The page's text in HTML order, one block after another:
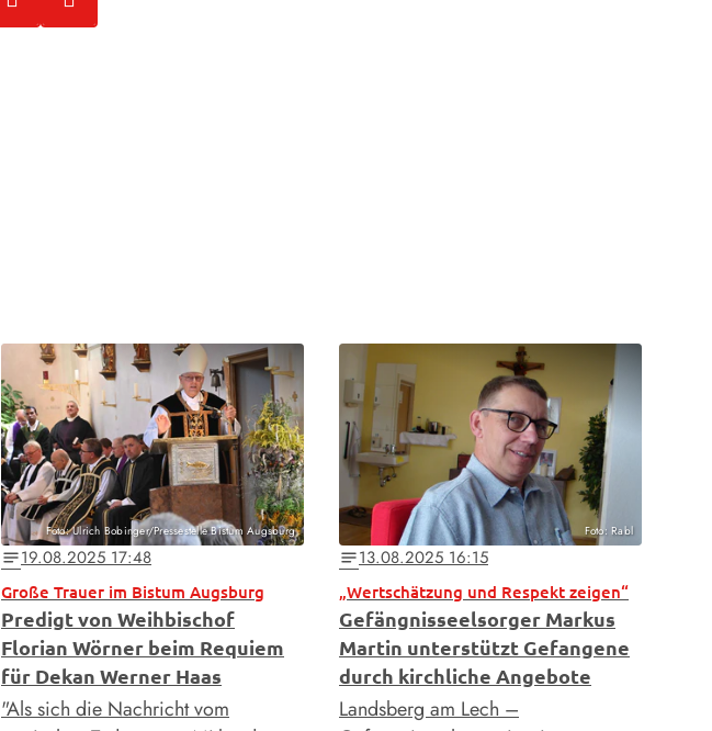
Foto: Ulrich Bobinger/Pressestelle Bistum Augsburg
notes19.08.2025 17:48
Große Trauer im Bistum Augsburg
Predigt von Weihbischof
Florian Wörner beim Requiem
für Dekan Werner Haas
"Als sich die Nachricht vom
Foto: Rabl
notes13.08.2025 16:15
„Wertschätzung und Respekt zeigen“
Gefängnisseelsorger Markus
Martin unterstützt Gefangene
durch kirchliche Angebote
Landsberg am Lech –